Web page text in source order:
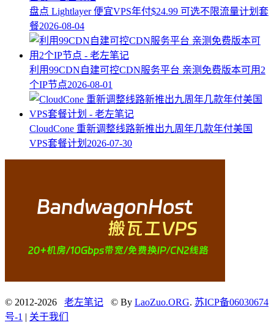
盘点 Lightlayer 便宜VPS年付$24.99 可选不限流量计划套
餐2026-08-04
利用99CDN自建可控CDN服务平台 亲测免费版本可用2
个IP节点2026-08-01
CloudCone 重新调整线路新推出九周年几款年付美国
VPS套餐计划 2026-07-30
© 2012-2026 老左笔记 © By LaoZuo.ORG. 苏ICP备06030674
号-1 | 关于我们